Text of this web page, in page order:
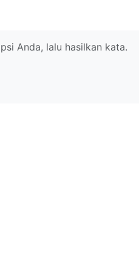
Anda, lalu hasilkan kata.